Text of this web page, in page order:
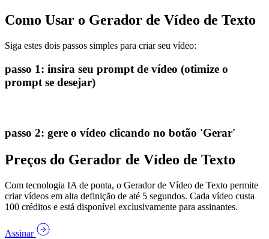
Como Usar o Gerador de Vídeo de Texto
Siga estes dois passos simples para criar seu vídeo:
passo 1: insira seu prompt de vídeo (otimize o
prompt se desejar)
passo 2: gere o vídeo clicando no botão 'Gerar'
Preços do Gerador de Vídeo de Texto
Com tecnologia IA de ponta, o Gerador de Vídeo de Texto permite
criar vídeos em alta definição de até 5 segundos. Cada vídeo custa
100 créditos e está disponível exclusivamente para assinantes.
Assinar